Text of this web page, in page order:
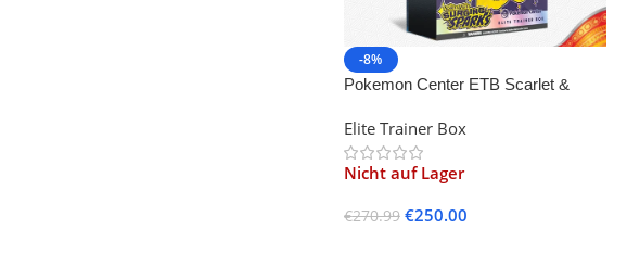
-8%
Pokemon Center ETB Scarlet &
Elite Trainer Box
Nicht auf Lager
€270.99 €250.00